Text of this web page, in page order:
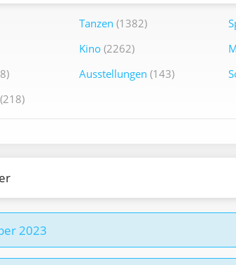
Tanzen (1382)
Kino(2262)
Ausstellungen (143)
(218)
2023